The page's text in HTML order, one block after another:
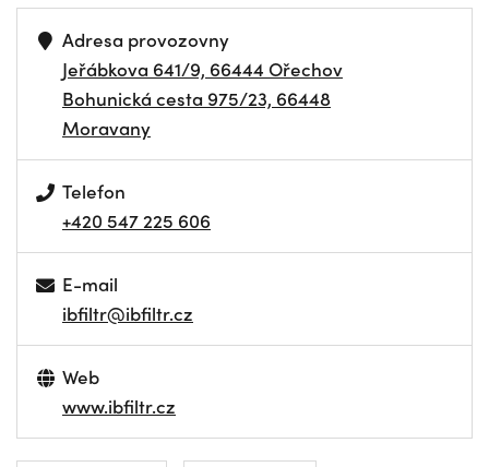
Adresa provozovny
Jeřábkova 641/9, 66444 Ořechov
Bohunická cesta 975/23, 66448
Moravany
Telefon
+420 547 225 606
E-mail
ibfiltr@ibfiltr.cz
Web
www.ibfiltr.cz